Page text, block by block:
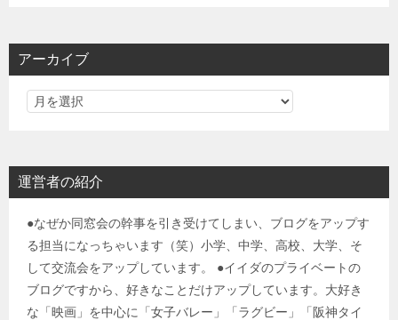
アーカイブ
運営者の紹介
●なぜか同窓会の幹事を引き受けてしまい、ブログをアップす
る担当になっちゃいます（笑）小学、中学、高校、大学、そ
して交流会をアップしています。 ●イイダのプライベートの
ブログですから、好きなことだけアップしています。大好き
な「映画」を中心に「女子バレー」「ラグビー」「阪神タイ